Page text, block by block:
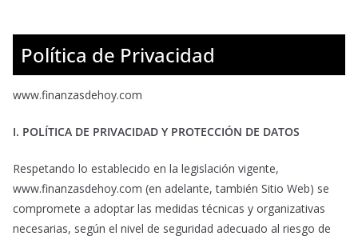
Política de Privacidad
www.finanzasdehoy.com
I. POLÍTICA DE PRIVACIDAD Y PROTECCIÓN DE DATOS
Respetando lo establecido en la legislación vigente,
www.finanzasdehoy.com (en adelante, también Sitio Web) se
compromete a adoptar las medidas técnicas y organizativas
necesarias, según el nivel de seguridad adecuado al riesgo de